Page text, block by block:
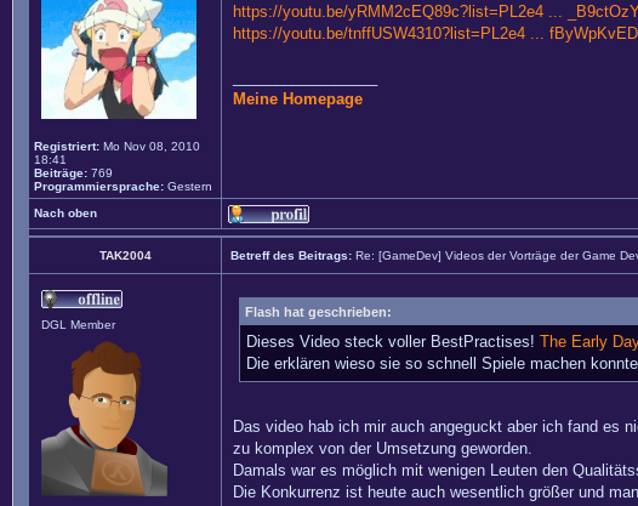
Registriert: Mo Nov 08, 2010
18:41
Beiträge: 769
Programmiersprache: Gestern
https://youtu.be/yRMM2cEQ89c?list=PL2e4 ...
https://youtu.be/tnffUSW4310?list=PL2e4 ...
Meine Homepage
Nach oben
TAK2004 Betreff des Beitrags: Re: [GameDev] Videos der Vorträge der Game
DGL Member
Flash hat geschrieben:
Dieses Video steck voller BestPractises! The Early
Die erklären wieso sie so schnell Spiele machen
Das video hab ich mir auch angeguckt aber ich fand es
zu komplex von der Umsetzung geworden.
Damals war es möglich mit wenigen Leuten den
Die Konkurrenz ist heute auch wesentlich größer und